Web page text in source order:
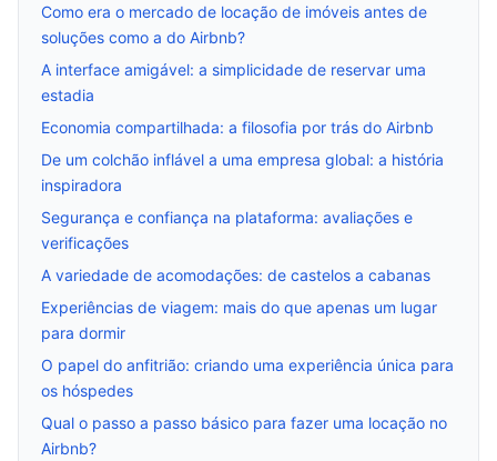
Como era o mercado de locação de imóveis antes de
soluções como a do Airbnb?
A interface amigável: a simplicidade de reservar uma
estadia
Economia compartilhada: a filosofia por trás do Airbnb
De um colchão inflável a uma empresa global: a história
inspiradora
Segurança e confiança na plataforma: avaliações e
verificações
A variedade de acomodações: de castelos a cabanas
Experiências de viagem: mais do que apenas um lugar
para dormir
O papel do anfitrião: criando uma experiência única para
os hóspedes
Qual o passo a passo básico para fazer uma locação no
Airbnb?